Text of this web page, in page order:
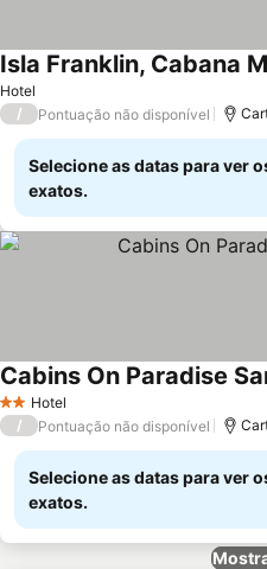
Hotel
Isla Franklin, Cabana
/ Pontuação não disponível
Selecione as datas para ver
exatos.
2 Estrelas
Hotel
Cabins On Paradise
/ Pontuação não disponível
Selecione as datas para ver
exatos.